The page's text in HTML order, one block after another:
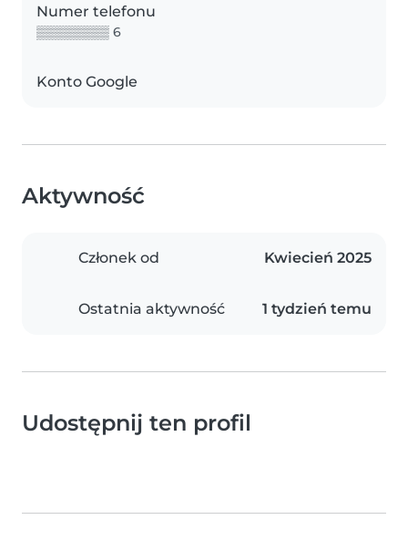
Numer telefonu
▒▒▒▒▒▒▒▒ 6
Konto Google
Aktywność
Członek od Kwiecień 2025
Ostatnia aktywność 1 tydzień temu
Udostępnij ten profil